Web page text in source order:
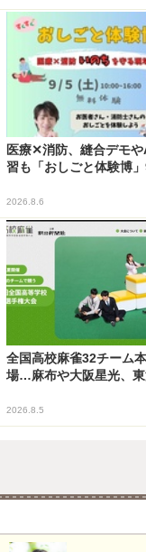
医療✕消防、縫合デモや
習も「おしごと体験博
2026.8.6
全国高校麻雀32チーム
場…麻布や大阪星光、
2026.8.5